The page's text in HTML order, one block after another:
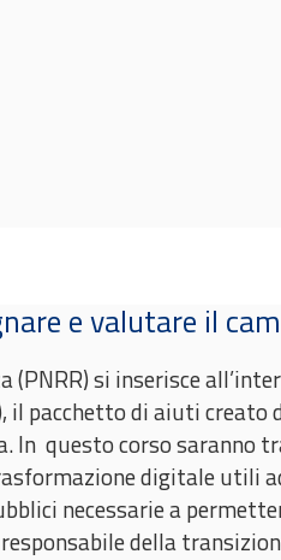
e valutare il
(PNRR) si inserisce
il pacchetto di aiuti creato
In questo corso saranno
digitale utili
necessarie a
della